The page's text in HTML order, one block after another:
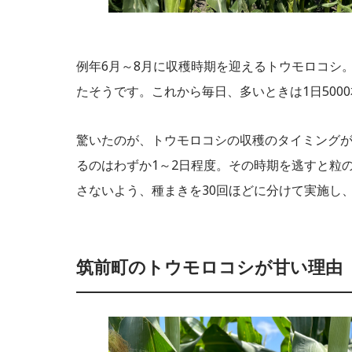
例年6月～8月に収穫時期を迎えるトウモロコシ
たそうです。これから毎日、多いときは1日
驚いたのが、トウモロコシの収穫のタイミング
るのはわずか1～2日程度。その時期を逃すと粒
さないよう、種まきを30回ほどに分けて実施し
筑前町のトウモロコシが甘い理由